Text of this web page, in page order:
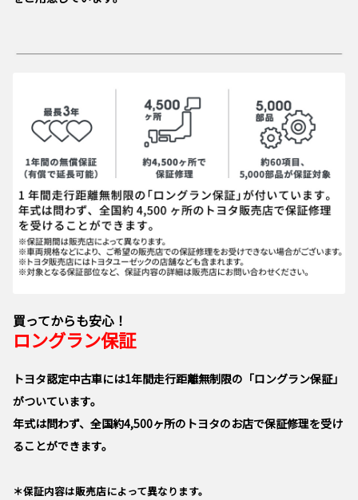
買ってからも安心！
ロングラン保証
トヨタ認定中古車には1年間走行距離無制限の「ロングラン保証」
がついています。
年式は問わず、全国約4,500ヶ所のトヨタのお店で保証修理を受け
ることができます。
＊保証内容は販売店によって異なります。